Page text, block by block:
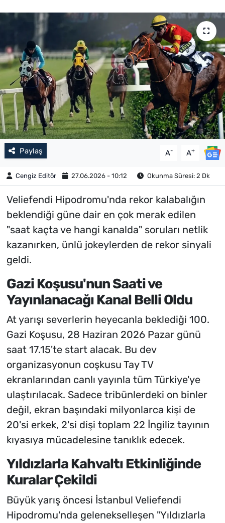
Paylaş A- A+
Cengiz Editör 27.06.2026 - 10:12 Okunma Süresi: 2 Dk
Veliefendi Hipodromu'nda rekor kalabalığın
beklendiği güne dair en çok merak edilen
"saat kaçta ve hangi kanalda" soruları netlik
kazanırken, ünlü jokeylerden de rekor sinyali
geldi.
Gazi Koşusu'nun Saati ve
Yayınlanacağı Kanal Belli Oldu
At yarışı severlerin heyecanla beklediği 100.
Gazi Koşusu, 28 Haziran 2026 Pazar günü
saat 17.15'te start alacak. Bu dev
organizasyonun coşkusu Tay TV
ekranlarından canlı yayınla tüm Türkiye'ye
ulaştırılacak. Sadece tribünlerdeki on binler
değil, ekran başındaki milyonlarca kişi de
20'si erkek, 2'si dişi toplam 22 İngiliz tayının
kıyasıya mücadelesine tanıklık edecek.
Yıldızlarla Kahvaltı Etkinliğinde
Kuralar Çekildi
Büyük yarış öncesi İstanbul Veliefendi
Hipodromu'nda gelenekselleşen "Yıldızlarla